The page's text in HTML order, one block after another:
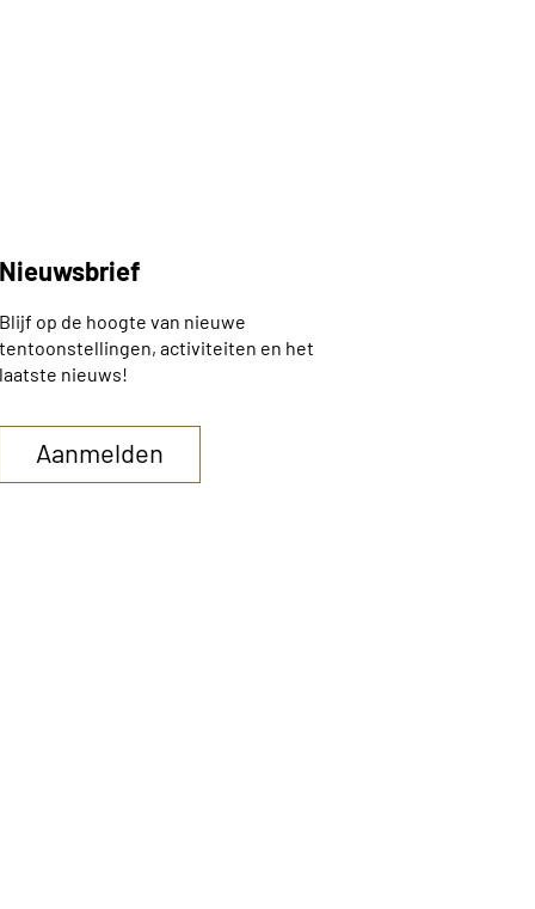
Nieuwsbrief
Blijf op de hoogte van nieuwe
tentoonstellingen, activiteiten en het
laatste nieuws!
Aanmelden